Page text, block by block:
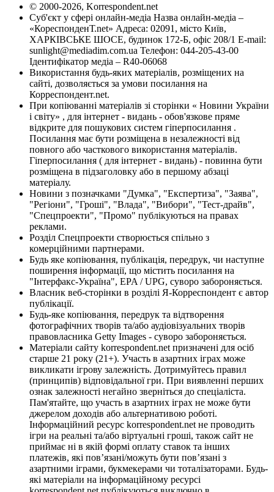
© 2000-2026, Korrespondent.net
Суб'єкт у сфері онлайн-медіа Назва онлайн-медіа –
«КореспонденТ.net» Адреса: 02091, місто Київ,
ХАРКІВСЬКЕ ШОСЕ, будинок 172-Б, офіс 208/1 E-mail:
sunlight@mediadim.com.ua Телефон: 044-205-43-00
Ідентифікатор медіа – R40-06068
Використання будь-яких матеріалів, розміщених на
сайті, дозволяється за умови посилання на
Корреспондент.net.
При копіюванні матеріалів зі сторінки « Новини України
і світу» , для інтернет - видань - обов'язкове пряме
відкрите для пошукових систем гіперпосилання .
Посилання має бути розміщена в незалежності від
повного або часткового використання матеріалів.
Гіперпосилання ( для інтернет - видань) - повинна бути
розміщена в підзаголовку або в першому абзаці
матеріалу.
Новини з позначками "Думка", "Експертиза", "Заява",
"Регіони", "Гроші", "Влада", "Вибори", "Тест-драйв",
"Спецпроекти", "Промо" публікуються на правах
реклами.
Розділ Спецпроекти створюється спільно з
комерційними партнерами.
Будь яке копіювання, публікація, передрук, чи наступне
поширення інформації, що містить посилання на
"Інтерфакс-Україна", EPA / UPG, суворо забороняється.
Власник веб-сторінки в розділі Я-Корреспондент є автор
публікації.
Будь-яке копіювання, передрук та відтворення
фотографічних творів та/або аудіовізуальних творів
правовласника Getty Images - суворо забороняється.
Матеріали сайту korrespondent.net призначені для осіб
старше 21 року (21+). Участь в азартних іграх може
викликати ігрову залежність. Дотримуйтесь правил
(принципів) відповідальної гри. При виявленні перших
ознак залежності негайно зверніться до спеціаліста.
Пам'ятайте, що участь в азартних іграх не може бути
джерелом доходів або альтернативою роботі.
Інформаційний ресурс korrespondent.net не проводить
ігри на реальні та/або віртуальні гроші, також сайт не
приймає ні в якій формі оплату ставок та інших
платежів, які пов’язані/можуть бути пов’язані з
азартними іграми, букмекерами чи тоталізаторами. Будь-
які матеріали на інформаційному ресурсі